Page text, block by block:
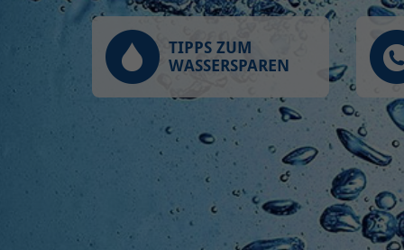
TIPPS ZUM
WASSERSPAREN